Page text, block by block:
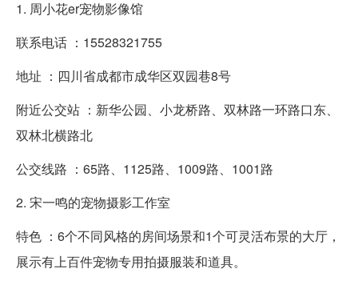
1. 周小花er宠物影像馆
联系电话 ：15528321755
地址 ：四川省成都市成华区双园巷8号
附近公交站 ：新华公园、小龙桥路、双林路一环路口东、
双林北横路北
公交线路 ：65路、1125路、1009路、1001路
2. 宋一鸣的宠物摄影工作室
特色 ：6个不同风格的房间场景和1个可灵活布景的大厅，
展示有上百件宠物专用拍摄服装和道具。